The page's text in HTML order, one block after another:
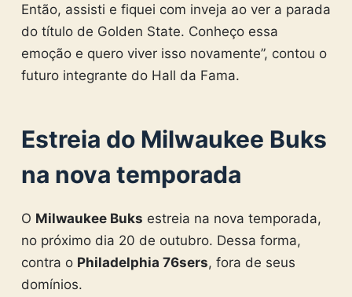
Então, assisti e fiquei com inveja ao ver a parada
do título de Golden State. Conheço essa
emoção e quero viver isso novamente”, contou o
futuro integrante do Hall da Fama.
Estreia do Milwaukee Buks
na nova temporada
O Milwaukee Buks estreia na nova temporada,
no próximo dia 20 de outubro. Dessa forma,
contra o Philadelphia 76sers, fora de seus
domínios.